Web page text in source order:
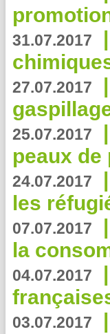
31.07.2017 |
27.07.2017 |
25.07.2017 |
peaux
24.07.2017 |
les
07.07.2017 |
la
04.07.2017 |
03.07.2017 |